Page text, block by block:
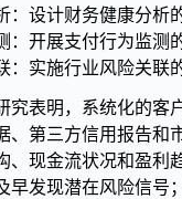
：设计财务健康分析
：开展支付行为监测
：实施行业风险关联
究表明，系统化的客
、第三方信用报告和
、现金流状况和盈利
早发现潜在风险信号